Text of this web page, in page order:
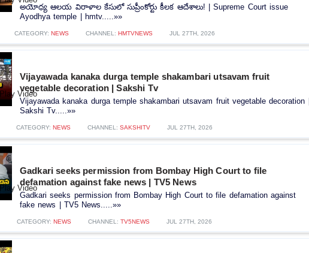
అయోధ్య ఆలయ విరాళాల కేసులో సుప్రీంకోర్టు కీలక ఆదేశాలు! | Supreme Court issue
Ayodhya temple | hmtv.....»»
CATEGORY: NEWS CHANNEL: HMTVNEWS JUL 27TH, 2026
Vijayawada kanaka durga temple shakambari utsavam fruit
vegetable decoration | Sakshi Tv
Vijayawada kanaka durga temple shakambari utsavam fruit vegetable decoration |
Sakshi Tv.....»»
CATEGORY: NEWS CHANNEL: SAKSHITV JUL 27TH, 2026
Gadkari seeks permission from Bombay High Court to file
defamation against fake news | TV5 News
Gadkari seeks permission from Bombay High Court to file defamation against
fake news | TV5 News.....»»
CATEGORY: NEWS CHANNEL: TV5NEWS JUL 27TH, 2026